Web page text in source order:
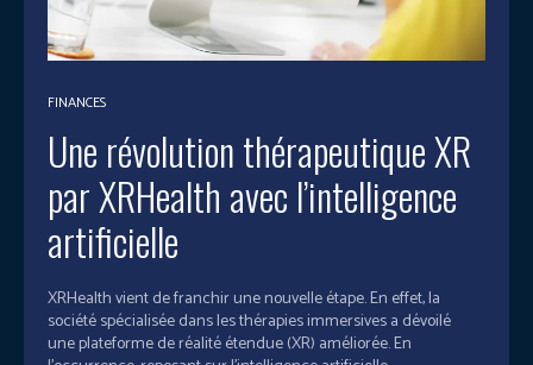
FINANCES
Une révolution thérapeutique XR
par XRHealth avec l’intelligence
artificielle
XRHealth vient de franchir une nouvelle étape. En effet, la
société spécialisée dans les thérapies immersives a dévoilé
une plateforme de réalité étendue (XR) améliorée. En